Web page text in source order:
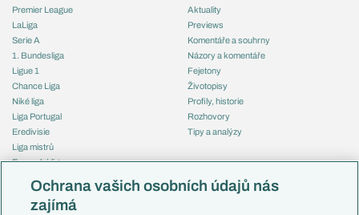
Premier League
LaLiga
Serie A
1. Bundesliga
Ligue 1
Chance Liga
Niké liga
Liga Portugal
Eredivisie
Liga mistrů
Evropská liga
Mistrovství světa
Liga národů
Aktuality
Previews
Komentáře a souhrny
Názory a komentáře
Fejetony
Životopisy
Profily, historie
Rozhovory
Tipy a analýzy
Česko
Ochrana vašich osobních údajů nás
zajímá